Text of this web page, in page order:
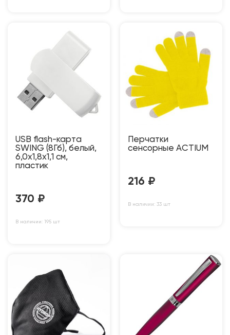
USB flash-карта
SWING (8Гб), белый,
6,0х1,8х1,1 см,
пластик
370 ₽
В наличии: 195 шт
Перчатки
сенсорные ACTIUM
216 ₽
В наличии: 33 шт